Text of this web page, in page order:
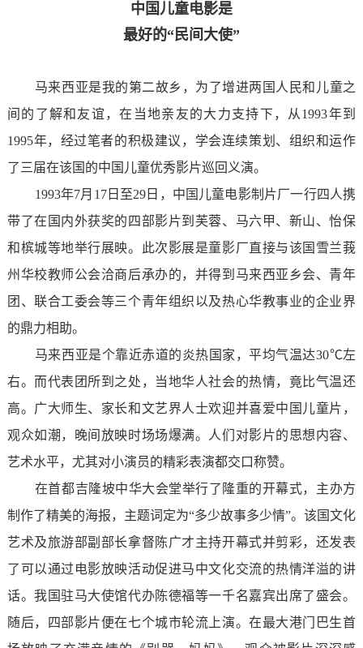
中国儿童电影是
最好的“民间大使”
马来西亚是我的第二故乡，为了增进两国人民和儿童之
间的了解和友谊，在当地亲友的大力支持下，从1993年到
1995年，经过笔者的积极建议，学会连续策划、组织和运作
了三届在该国的中国儿童优秀影片巡回义演。
1993年7月17日至29日，中国儿童电影制片厂一行四人携
带了在国内外获奖的四部影片到芙蓉、马六甲、新山、怡保
和槟城等地举行展映。此次影展是童影厂直接与该国雪兰莪
州华校教师公会洽商后承办的，并得到马来西亚乡会、青年
团、联合工委会等三个青年组织以及热心华教事业的企业界
的鼎力相助。
马来西亚是个靠近赤道的炎热国家，平均气温达30℃左
右。而代表团所到之处，当地华人社会的热情，竟比气温还
高。广大师生、家长和文艺界人士欢迎并喜爱中国儿童片，
观众如潮，晚间放映时场场爆满。人们对影片的思想内容、
艺术水平，尤其对小演员的精彩表演都交口称赞。
在首都吉隆坡中华大会堂举行了隆重的开幕式，主办方
制作了精美的海报，主题词定为“多少故事多少情”。该国文化
艺术及旅游部副部长拿督陈广才主持开幕式并剪彩，还发表
了可以通过电影放映活动促进马中文化交流的热情洋溢的讲
话。我国驻马大使馆代办陈德福等一千名嘉宾出席了盛会。
随后，四部影片便在七个城市轮流上演。在最大港门巴生首